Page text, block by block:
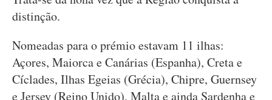
distinção.
Nomeadas para o prémio estavam 11 ilhas:
Açores, Maiorca e Canárias (Espanha), Creta e
Cíclades, Ilhas Egeias (Grécia), Chipre, Guernsey
e Jersey (Reino Unido), Malta e ainda Sardenha e